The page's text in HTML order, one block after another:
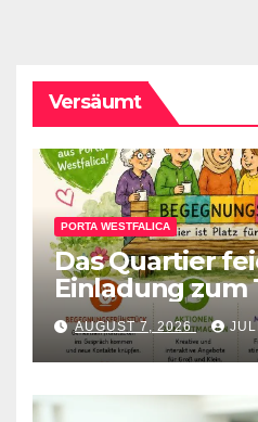
Versäumt
PORTA WESTFALICA
Das Quartier
Einladung zum
Begegnung
AUGUST 7, 2026